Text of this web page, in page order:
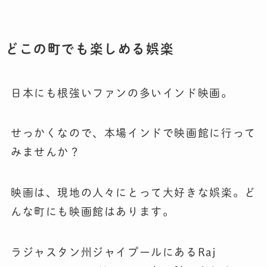
どこの町でも楽しめる娯楽
日本にも根強いファンの多いインド映画。
せっかくなので、本場インドで映画館に行って
みませんか？
映画は、現地の人々にとって大好きな娯楽。ど
んな町にも映画館はあります。
ラジャスタン州ジャイプールにあるRaj